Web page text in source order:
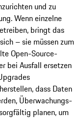
und zu
Wenn einzelne
bringt das
– sie müssen zum
Open-Source-
bei Ausfall ersetzen
dass Daten
Überwachungs-
planen, um